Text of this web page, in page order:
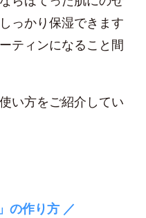
っかり保湿できます
ティンになること間
い方をご紹介してい
の作り方 ／